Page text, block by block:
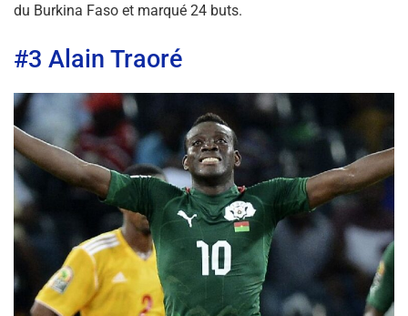
du Burkina Faso et marqué 24 buts.
#3 Alain Traoré